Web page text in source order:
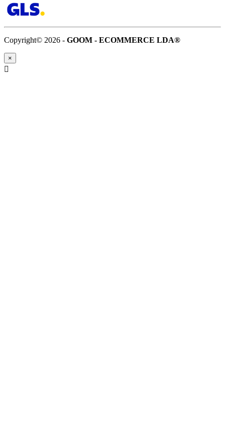
Copyright© 2026 - GOOM - ECOMMERCE LDA®
×
